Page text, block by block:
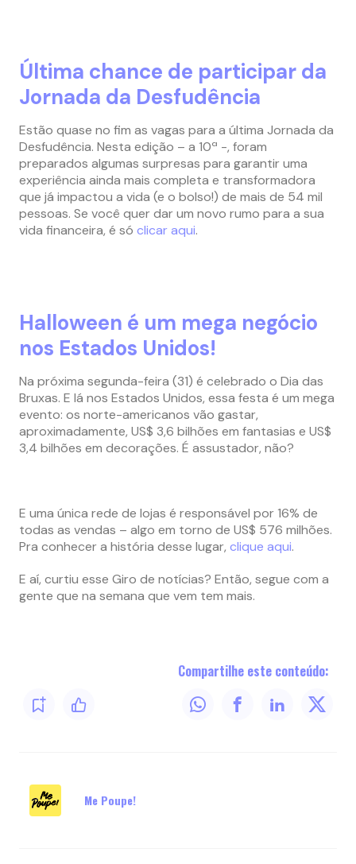
Última chance de participar da
Jornada da Desfudência
Estão quase no fim as vagas para a última Jornada da
Desfudência. Nesta edição – a 10ª -, foram
preparados algumas surpresas para garantir uma
experiência ainda mais completa e transformadora
que já impactou a vida (e o bolso!) de mais de 54 mil
pessoas. Se você quer dar um novo rumo para a sua
vida financeira, é só clicar aqui.
Halloween é um mega negócio
nos Estados Unidos!
Na próxima segunda-feira (31) é celebrado o Dia das
Bruxas. E lá nos Estados Unidos, essa festa é um mega
evento: os norte-americanos vão gastar,
aproximadamente, US$ 3,6 bilhões em fantasias e US$
3,4 bilhões em decorações. É assustador, não?
E uma única rede de lojas é responsável por 16% de
todas as vendas – algo em torno de US$ 576 milhões.
Pra conhecer a história desse lugar, clique aqui.
E aí, curtiu esse Giro de notícias? Então, segue com a
gente que na semana que vem tem mais.
Compartilhe este conteúdo:
Me Poupe!